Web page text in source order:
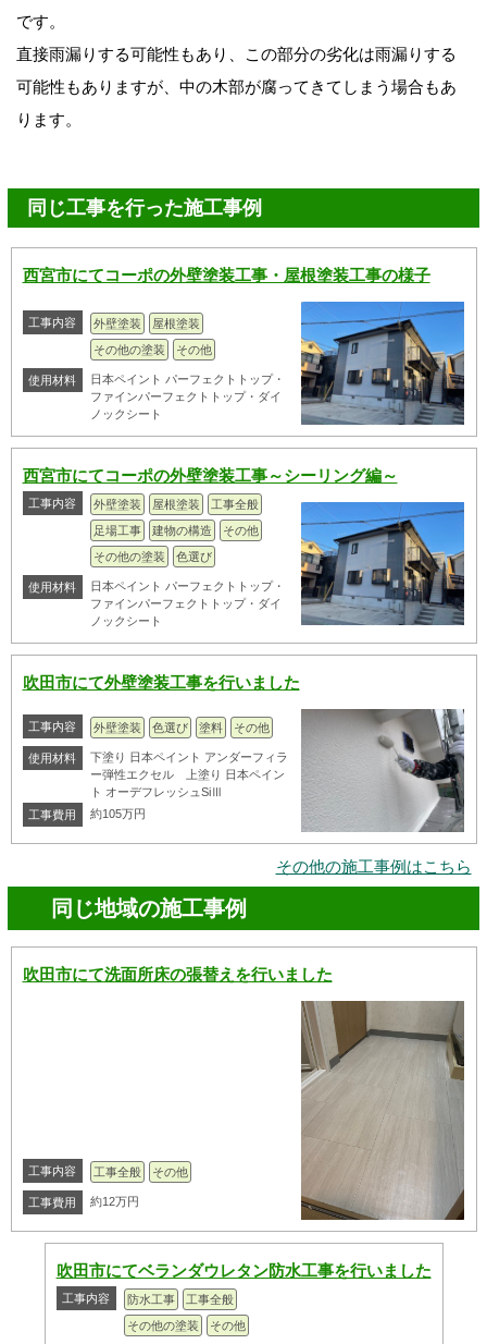
です。
直接雨漏りする可能性もあり、この部分の劣化は雨漏りする
可能性もありますが、中の木部が腐ってきてしまう場合もあ
ります。
同じ工事を行った施工事例
西宮市にてコーポの外壁塗装工事・屋根塗装工事の様子
工事内容 外壁塗装
屋根塗装
その他の塗装
その他
使用材料
日本ペイント パーフェクトトップ・
ファインパーフェクトトップ・ダイ
ノックシート
西宮市にてコーポの外壁塗装工事～シーリング編～
工事内容 外壁塗装 屋根塗装
工事全般
足場工事
建物の構造
その他
その他の塗装
色選び
使用材料
日本ペイント パーフェクトトップ・
ファインパーフェクトトップ・ダイ
ノックシート
吹田市にて外壁塗装工事を行いました
工事内容 外壁塗装 色選び 塗料 その他
使用材料
下塗り 日本ペイント アンダーフィラ
ー弾性エクセル 上塗り 日本ペイン
ト オーデフレッシュSiⅢ
工事費用
約105万円
その他の施工事例はこちら
同じ地域の施工事例
吹田市にて洗面所床の張替えを行いました
工事内容 工事全般 その他
工事費用 約12万円
吹田市にてベランダウレタン防水工事を行いました
工事内容 防水工事
工事全般
その他の塗装
その他